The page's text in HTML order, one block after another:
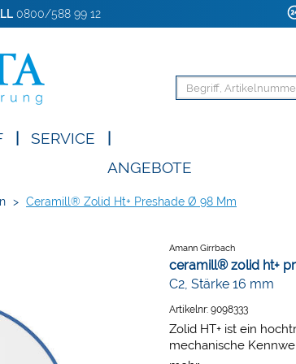
0800/588 99 12
SERVICE
ANGEBOTE
> Ceramill® Zolid Ht+ Preshade Ø 98 Mm
Amann Girrbach
ceramill® zolid ht+
C2, Stärke 16 mm
Artikelnr: 9098333
Zolid HT+ ist ein
mechanische
Äußerst kantenstabil